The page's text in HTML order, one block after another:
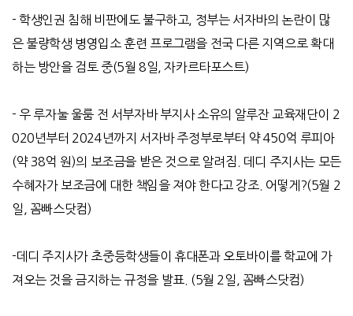
-학생인권 침해 비판에도 불구하고
정부는 서자바의 논란이 많
은 불량학생 병영입소 훈련 프로그램을 전국 다른 지역으로 확대
하는 방안을 검토 중(5월 8일 ,자카르타포스트)
- 우 루자눌 울룸 전 서부자바 부지사 소유의 알루잔 교육재단이
2
020년부터 2024년까지 서자바 주정부로부터 약450억 루피아
(약38억 원 )의 보조금을 받은 것으로 알려짐
데디 주지사는 모든
수혜자가 보조금에 대한 책임을 져야 한다고 강조
어떻게 ?(5월 2
일
꼼빠스닷컴)
-데디 주지사가 초중등학생들이 휴대폰과 오토바이를 학교에 가
져오는 것을 금지하는 규정을 발표
(5월 2일 꼼빠스닷컴)